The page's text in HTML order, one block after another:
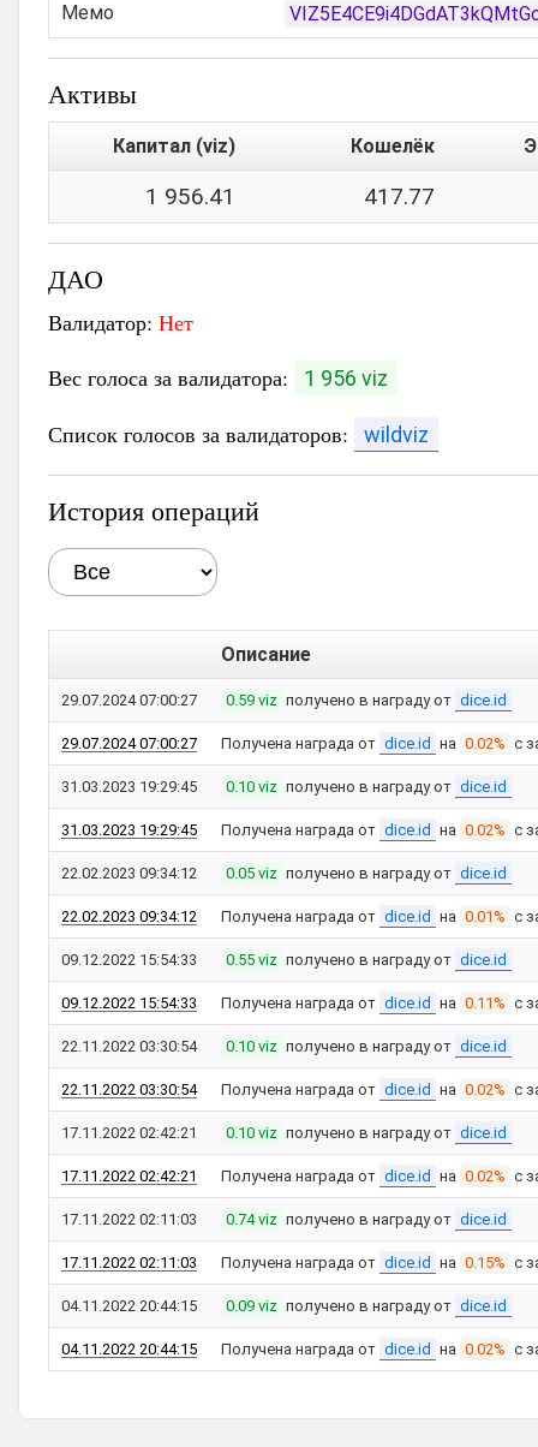
Мемо
Активы
Капитал (viz) Кошелёк
1 956.41 417.77
ДАО
Валидатор: Нет
Вес голоса за валидатора:
1 956 viz
Список голосов за валидаторов: wildviz
История операций
Описание
29.07.2024 07:00:27 0.59 viz получено в награду от dice.id
29.07.2024 07:00:27 Получена награда от dice.id на 0.02% с
31.03.2023 19:29:45 0.10 viz получено в награду от dice.id
31.03.2023 19:29:45 Получена награда от dice.id на 0.02% с
22.02.2023 09:34:12 0.05 viz получено в награду от dice.id
22.02.2023 09:34:12 Получена награда от dice.id на 0.01% с
09.12.2022 15:54:33 0.55 viz получено в награду от dice.id
09.12.2022 15:54:33 Получена награда от dice.id на 0.11% с
22.11.2022 03:30:54 0.10 viz получено в награду от dice.id
22.11.2022 03:30:54 Получена награда от dice.id на 0.02% с
17.11.2022 02:42:21 0.10 viz получено в награду от dice.id
17.11.2022 02:42:21 Получена награда от dice.id на 0.02% с
17.11.2022 02:11:03 0.74 viz получено в награду от dice.id
17.11.2022 02:11:03 Получена награда от dice.id на 0.15% с
04.11.2022 20:44:15 0.09 viz получено в награду от dice.id
04.11.2022 20:44:15 Получена награда от dice.id на 0.02% с